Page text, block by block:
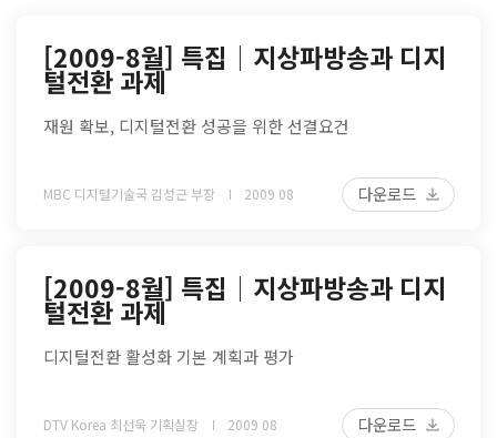
[2009-8월] 특집│지상파방송과 디지
털전환 과제
재원 확보, 디지털전환 성공을 위한 선결요건
MBC 디지털기술국 김성근 부장 2009 08 다운로드
[2009-8월] 특집│지상파방송과 디지
털전환 과제
디지털전환 활성화 기본 계획과 평가
DTV Korea 최선욱 기획실장 2009 08 다운로드